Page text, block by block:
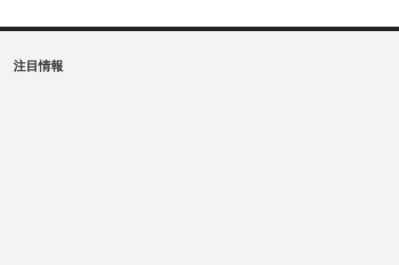
注目情報